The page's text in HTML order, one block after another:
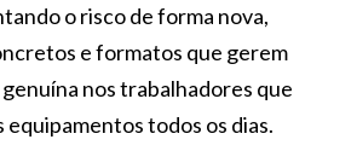
o risco de forma nova,
e formatos que gerem
nos trabalhadores que
equipamentos todos os dias.